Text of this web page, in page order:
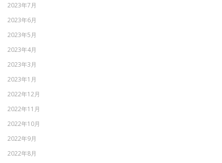
2023年7月
2023年6月
2023年5月
2023年4月
2023年3月
2023年1月
2022年12月
2022年11月
2022年10月
2022年9月
2022年8月